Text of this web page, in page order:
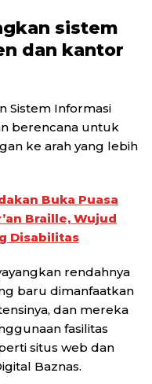
sistem
dan kantor
Sistem Informasi
berencana untuk
ke arah yang lebih
Buka Puasa
Braille, Wujud
Disabilitas
rendahnya
baru dimanfaatkan
dan mereka
fasilitas
situs web dan
Baznas.